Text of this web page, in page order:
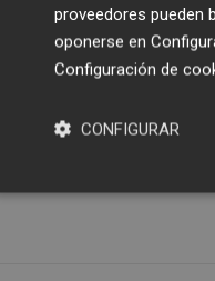
ser consultadas
a contactar con la
cuando observe
proveedores pueden
oponerse en
Configuración de
CONFIGURAR